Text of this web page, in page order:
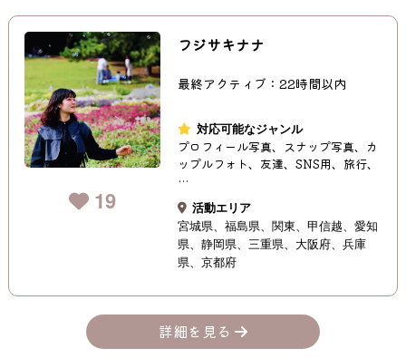
19
フジサキナナ
最終アクティブ：22時間以内
対応可能なジャンル
プロフィール写真、スナップ写真、カ
ップルフォト、友達、SNS用、旅行、
…
活動エリア
宮城県
福島県 関東 甲信越
愛知
県
静岡県 三重県 大阪府
兵庫
県
京都府
詳細を見る